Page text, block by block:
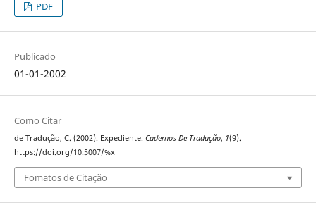
PDF
Publicado
01-01-2002
Como Citar
de Tradução, C. (2002). Expediente. Cadernos De Tradução, 1(9).
https://doi.org/10.5007/%x
Fomatos de Citação